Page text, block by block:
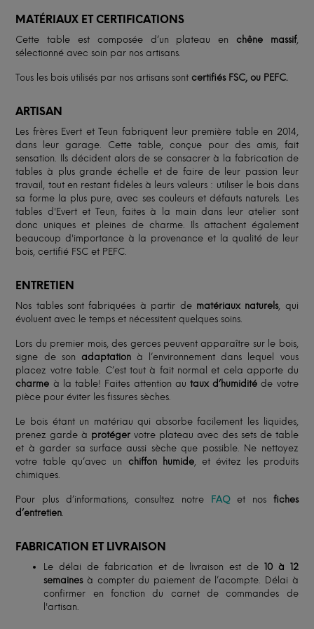
MATÉRIAUX ET CERTIFICATIONS
Cette table est composée d’un plateau en chêne massif,
sélectionné avec soin par nos artisans.
Tous les bois utilisés par nos artisans sontcertifiés FSC, ou PEFC.
ARTISAN
Les frères Evert et Teun fabriquent leur première table en 2014,
dans leur garage. Cette table, conçue pour des amis, fait
sensation. Ils décident alors de se consacrer à la fabrication de
tables à plus grande échelle et de faire de leur passion leur
travail, tout en restant fidèles à leurs valeurs : utiliser le bois dans
sa forme la plus pure, avec ses couleurs et défauts naturels. Les
tables d'Evert et Teun, faites à la main dans leur atelier sont
donc uniques et pleines de charme. Ils attachent également
beaucoup d'importance à la provenance et la qualité de leur
bois, certifié FSC et PEFC.
ENTRETIEN
Nos tables sont fabriquées à partir de matériaux naturels, qui
évoluent avec le temps et nécessitent quelques soins.
Lors du premier mois, des gerces peuvent apparaître sur le bois,
signe de son adaptationà l’environnement dans lequel vous
placez votre table. C’est tout à fait normal et cela apporte du
charme à la table! Faites attention au taux d’humidité de votre
pièce pour éviter les fissures sèches.
Le bois étant un matériau qui absorbe facilement les liquides,
prenez garde à protéger votre plateau avec des sets de table
et à garder sa surface aussi sèche que possible. Ne nettoyez
votre table qu’avec un chiffon humide, et évitez les produits
chimiques.
Pour plus d’informations, consultez notre FAQet nos fiches
d’entretien
FABRICATION ET LIVRAISON
Le délai de fabrication et de livraison est de 10 à 12
semainesà compter du paiement de l’acompte. Délai à
confirmer en fonction du carnet de commandes de
l'artisan.